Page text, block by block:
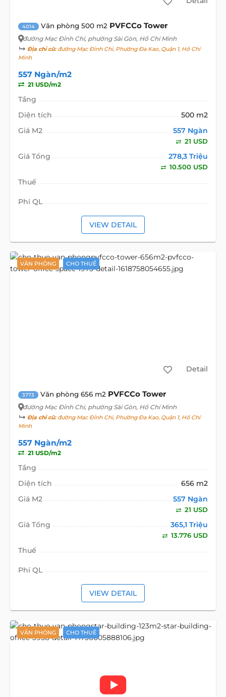
4014 Văn phòng 500 m2 PVFCCo Tower
đường Mạc Đỉnh Chi, phường Sài Gòn, Hồ Chí Minh
Địa chỉ cũ:đường Mạc Đỉnh Chi, Phường Đa Kao, Quận 1, Hồ Chí
Minh
557 Ngàn/m2
21 USD/m2
Tầng
Diện tích
500 m2
Giá M2
557 Ngàn
21 USD
Giá Tổng 278,3 Triệu
10.500 USD
Thuế
Phí QL
VIEW DETAIL
VĂN PHÒNG CHO THUÊ
Detail
3773 Văn phòng 656 m2 PVFCCo Tower
đường Mạc Đỉnh Chi, phường Sài Gòn, Hồ Chí Minh
Địa chỉ cũ:đường Mạc Đỉnh Chi, Phường Đa Kao, Quận 1, Hồ Chí
Minh
557 Ngàn/m2
21 USD/m2
Tầng
Diện tích
656 m2
Giá M2
557 Ngàn
21 USD
Giá Tổng 365,1 Triệu
13.776 USD
Thuế
Phí QL
VIEW DETAIL
VĂN PHÒNG CHO THUÊ